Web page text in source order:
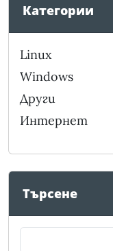
Категории
Linux
Windows
Други
Интернет
Търсене